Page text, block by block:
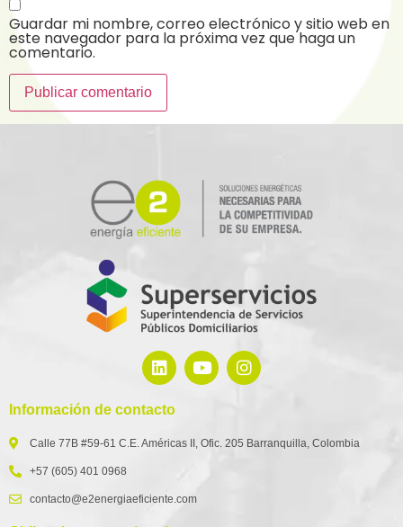
Guardar mi nombre, correo electrónico y sitio web en
este navegador para la próxima vez que haga un
comentario.
Información de contacto
Calle 77B #59-61 C.E. Américas II, Ofic. 205 Barranquilla, Colombia
+57 (605) 401 0968
contacto@e2energiaeficiente.com